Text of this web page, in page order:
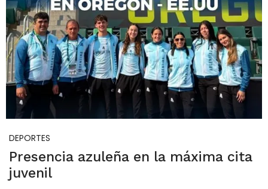
DEPORTES
Presencia azuleña en la máxima cita
juvenil